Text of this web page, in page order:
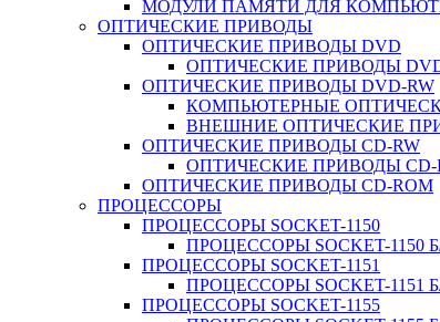
МОДУЛИ ПАМЯТИ ДЛЯ
ОПТИЧЕСКИЕ ПРИВОДЫ
ОПТИЧЕСКИЕ ПРИВОДЫ DVD
ОПТИЧЕСКИЕ ПРИВОДЫ
ОПТИЧЕСКИЕ ПРИВОДЫ DVD-RW
КОМПЬЮТЕРНЫЕ
ВНЕШНИЕ ОПТИЧЕСКИЕ
ОПТИЧЕСКИЕ ПРИВОДЫ CD-RW
ОПТИЧЕСКИЕ ПРИВОДЫ CD-
ОПТИЧЕСКИЕ ПРИВОДЫ CD-ROM
ПРОЦЕССОРЫ
ПРОЦЕССОРЫ SOCKET-1150
ПРОЦЕССОРЫ SOCKET-1150
ПРОЦЕССОРЫ SOCKET-1151
ПРОЦЕССОРЫ SOCKET-1151
ПРОЦЕССОРЫ SOCKET-1155